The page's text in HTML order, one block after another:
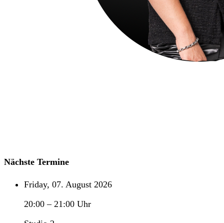
Nächste Termine
Friday, 07. August 2026
20:00 – 21:00 Uhr